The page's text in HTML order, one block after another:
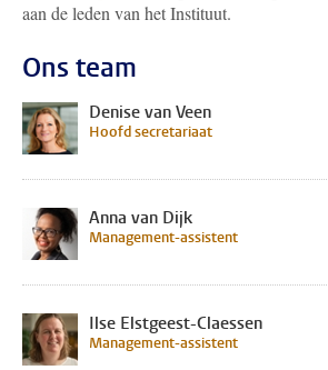
aan de leden van het Instituut.
Ons team
Denise van Veen
Hoofd secretariaat
Anna van Dijk
Management-assistent
Ilse Elstgeest-Claessen
Management-assistent